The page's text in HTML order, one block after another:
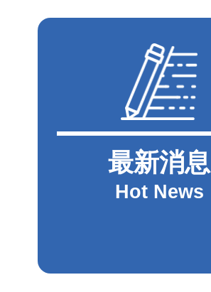
最新消息
Hot News